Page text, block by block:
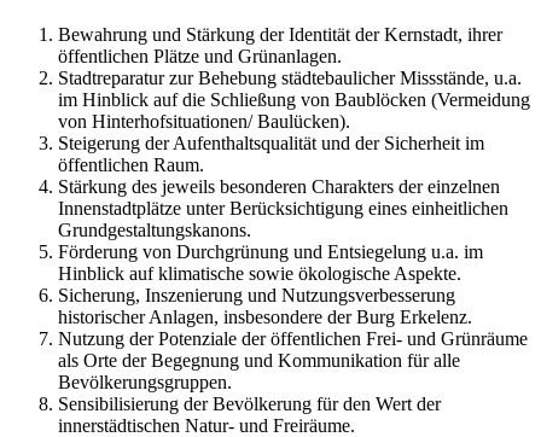
Bewahrung und Stärkung der Identität der Kernstadt, ihrer
öffentlichen Plätze und Grünanlagen.
Stadtreparatur zur Behebung städtebaulicher Missstände, u.a.
im Hinblick auf die Schließung von Baublöcken (Vermeidung
von Hinterhofsituationen/ Baulücken).
Steigerung der Aufenthaltsqualität und der Sicherheit im
öffentlichen Raum.
Stärkung des jeweils besonderen Charakters der einzelnen
Innenstadtplätze unter Berücksichtigung eines einheitlichen
Grundgestaltungskanons.
Förderung von Durchgrünung und Entsiegelung u.a. im
Hinblick auf klimatische sowie ökologische Aspekte.
Sicherung, Inszenierung und Nutzungsverbesserung
historischer Anlagen, insbesondere der Burg Erkelenz.
Nutzung der Potenziale der öffentlichen Frei- und Grünräume
als Orte der Begegnung und Kommunikation für alle
Bevölkerungsgruppen.
Sensibilisierung der Bevölkerung für den Wert der
innerstädtischen Natur- und Freiräume.